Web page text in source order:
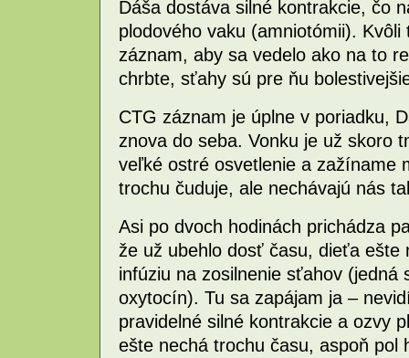
Dáša dostáva silné kontrakcie, čo
plodového vaku (amniotómii).
záznam, aby sa vedelo ako na to
chrbte, sťahy sú pre ňu
CTG záznam je úplne v poriadku,
znova do seba. Vonku je už skoro
veľké ostré osvetlenie a zažíname
trochu čuduje, ale nechávajú nás
Asi po dvoch hodinách prichádza
že už ubehlo dosť času, dieťa
infúziu na zosilnenie sťahov
oxytocín). Tu sa zapájam ja –
pravidelné silné kontrakcie a ozvy
ešte nechá trochu času, aspoň pol